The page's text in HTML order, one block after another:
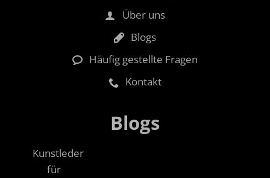
Über uns
Blogs
Häufig gestellte Fragen
Kontakt
Blogs
Kunstleder
für